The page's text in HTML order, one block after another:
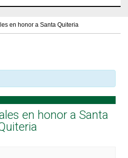
en honor a Santa Quiteria
en honor a Santa